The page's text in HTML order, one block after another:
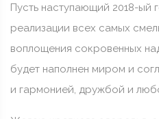
Пусть наступающий 2018-ый
реализации всех самых
воплощения сокровенных
будет наполнен миром и
и гармонией, дружбой и